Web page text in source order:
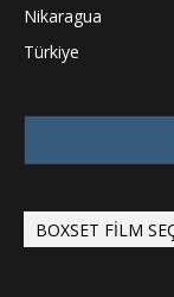
Nikaragua
Türkiye